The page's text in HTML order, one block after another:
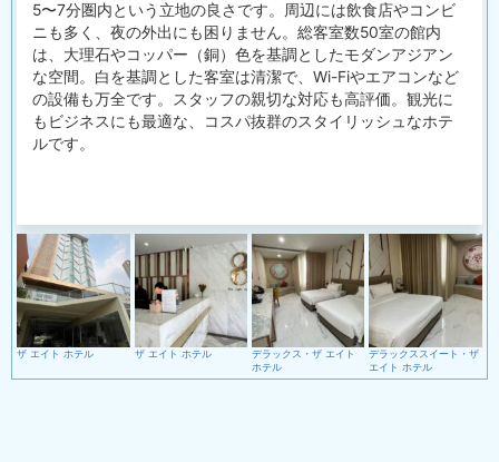
5〜7分圏内という立地の良さです。 周辺には飲食店やコンビ
ニも多く、夜の外出にも困りません。総客室数50室の館内
は、大理石やコッパー（銅）色を基調としたモダンアジアン
な空間。 白を基調とした客室は清潔で、Wi-Fiやエアコンなど
の設備も万全です。 スタッフの親切な対応も高評価。観光に
もビジネスにも最適な、
コスパ抜群のスタイリッシュなホテ
ルです。
ザ エイト ホテル ザ エイト ホテル
デラックス・ザ エイト
ホテル
デラックススイート・ザ
エイト ホテル